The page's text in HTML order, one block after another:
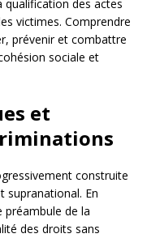
des actes
victimes. Comprendre
prévenir et combattre
sociale et
et
construite
supranational. En
préambule de la
des droits sans